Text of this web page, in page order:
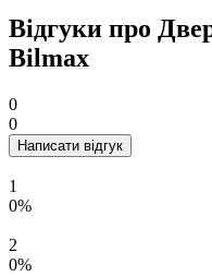
Відгуки про
Bilmax
0
0
Написати відгук
1
0%
2
0%